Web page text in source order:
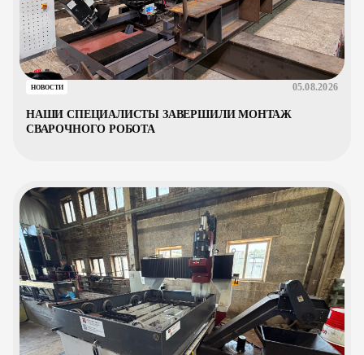
НОВОСТИ 05.08.2026
НАШИ СПЕЦИАЛИСТЫ ЗАВЕРШИЛИ МОНТАЖ
СВАРОЧНОГО РОБОТА